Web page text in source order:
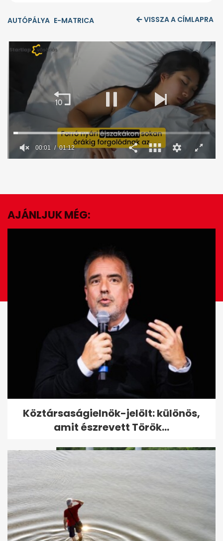
AUTÓPÁLYA E-MATRICA VISSZA A CÍMLAPRA
minute,
seconds
00:02 01:12
EZ IS ÉRDEKELHET
Megvadult lovak vágtattak az
M5-ös autópályán
AJÁNLJUK MÉG:
Köztársaságielnök-jelölt: különös,
amit észrevett Török...